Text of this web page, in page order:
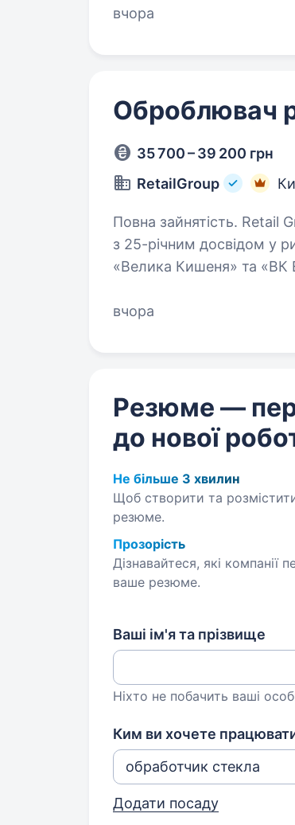
Підтримувати санітарний…
вчора
Оброблювач
35 700 – 39 200 грн
RetailGroup
Повна зайнятість. Retail Group — провідний торговельний холдинг України
з 25-річним досвідом у
«Велика Кишеня» та «ВК
вчора
Резюме —
до нової
Не більше 3 хвилин
Щоб створити та
резюме.
Прозорість
Дізнавайтеся, які компанії
ваше резюме.
Ваші ім'я та прізвище
Ніхто не побачить ваші
Ким ви хочете
Додати посаду